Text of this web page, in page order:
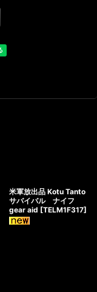
米軍放出品 Kotu Tanto
サバイバル ナイフ
gear aid [TELM1F317]